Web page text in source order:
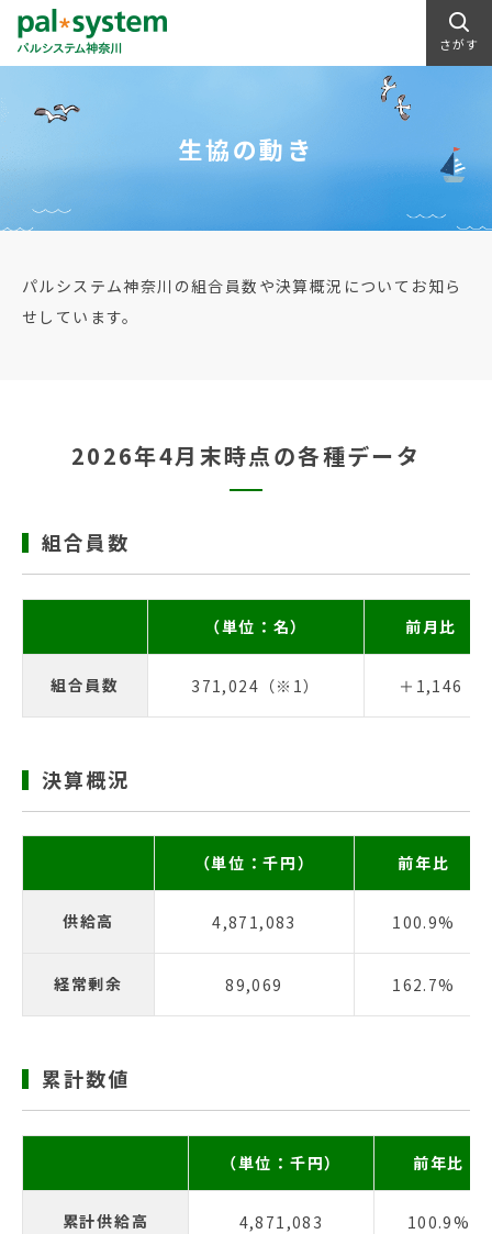
さがす
生協の動き
パルシステム神奈川の組合員数や決算概況についてお知ら
せしています。
2026年4月末時点の各種データ
組合員数
（単位：名） 前月比
組合員数 371,024（※1） ＋1,146
決算概況
（単位：千円） 前年比
供給高 4,871,083 100.9%
経常剰余 89,069 162.7%
累計数値
（単位：千円） 前年比
累計供給高 4,871,083 100.9%